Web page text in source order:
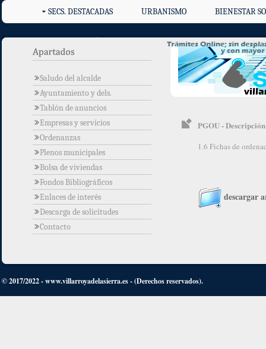
SECS. DESTACADAS URBANISMO BIENESTAR
Saludo del alcalde
Ayuntamiento y dels.
Tablón de anuncios
Empresas y servicios
Ordenanzas
Plenos municipales
Bolsa de viviendas
Fondos Bibliográficos
Enlaces de interés
Descarga de solicitudes
Contacto
PGOU -
1.6 Fichas de
descargar
© 2017/2022 - www.villarroyadelasierra.es - (Derechos reservados).